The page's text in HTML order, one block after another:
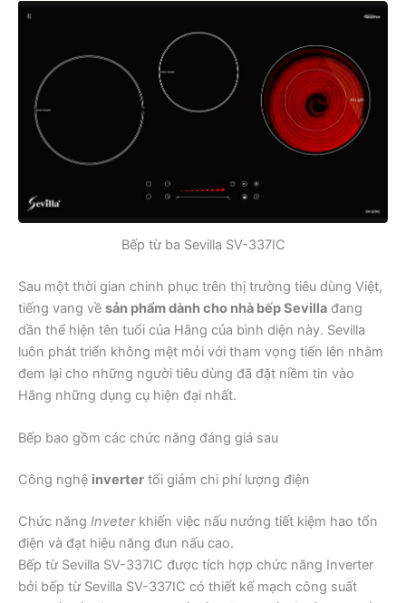
Bếp từ ba Sevilla SV-337IC
Sau một thời gian chinh phục trên thị trường tiêu dùng Việt,
tiếng vang về sản phẩm dành cho nhà bếp Sevilla đang
dần thể hiện tên tuổi của Hãng của bình diện này. Sevilla
luôn phát triển không mệt mỏi với tham vọng tiến lên nhằm
đem lại cho những người tiêu dùng đã đặt niềm tin vào
Hãng những dụng cụ hiện đại nhất.
Bếp bao gồm các chức năng đáng giá sau
Công nghệ inverter tối giảm chi phí lượng điện
Chức năng Inveterkhiến việc nấu nướng tiết kiệm hao tổn
điện và đạt hiệu năng đun nấu cao.
Bếp từ Sevilla SV-337IC được tích hợp chức năng Inverter
bởi bếp từ Sevilla SV-337IC có thiết kế mạch công suất